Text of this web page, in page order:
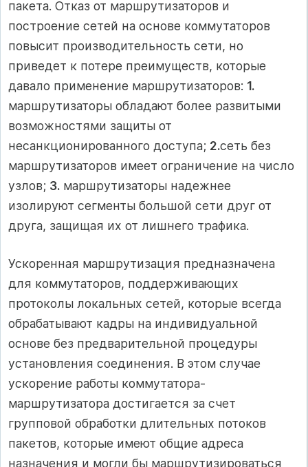
пакета. Отказ от маршрутизаторов и
построение сетей на основе коммутаторов
повысит производительность сети, но
приведет к потере преимуществ, которые
давало применение маршрутизаторов: 1.
маршрутизаторы обладают более развитыми
возможностями защиты от
несанкционированного доступа; 2.сеть без
маршрутизаторов имеет ограничение на число
узлов; 3. маршрутизаторы надежнее
изолируют сегменты большой сети друг от
друга, защищая их от лишнего трафика.
Ускоренная маршрутизация предназначена
для коммутаторов, поддерживающих
протоколы локальных сетей, которые всегда
обрабатывают кадры на индивидуальной
основе без предварительной процедуры
установления соединения. В этом случае
ускорение работы коммутатора-
маршрутизатора достигается за счет
групповой обработки длительных потоков
пакетов, которые имеют общие адреса
назначения и могли бы маршрутизироваться